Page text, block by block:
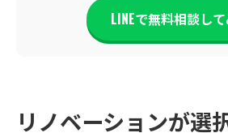
LINEで無料相談し
リノベーションが選